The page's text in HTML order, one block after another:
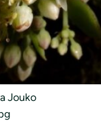
Jouko